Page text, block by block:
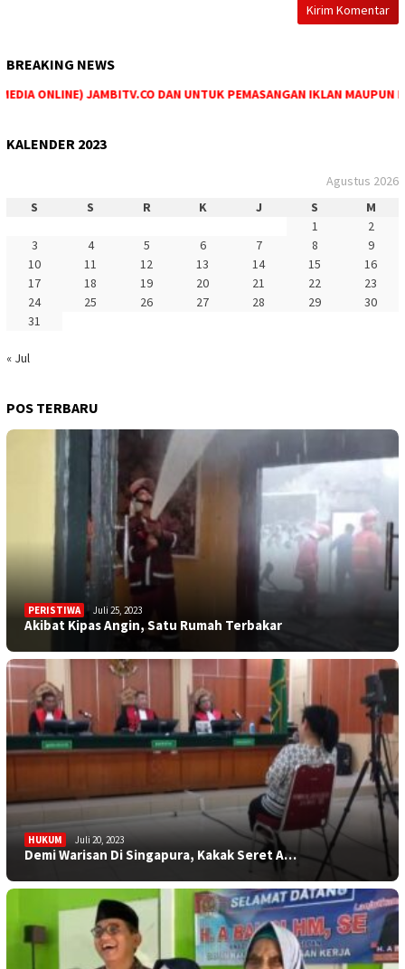
BREAKING NEWS
ONLINE) JAMBITV.CO DAN UNTUK PEMASANGAN IKLAN MAUPUN
KALENDER 2023
Agustus 2026
S
S R K J S
M
1
2
3
4 5 6 7 8
9
10
11 12 13 14 15
16
17
18 19 20 21 22
23
24
25 26 27 28 29
30
31
« Jul
POS TERBARU
PERISTIWA Juli 25, 2023
Akibat Kipas Angin, Satu Rumah Terbakar
HUKUM Juli 20, 2023
Demi Warisan Di Singapura, Kakak Seret A…